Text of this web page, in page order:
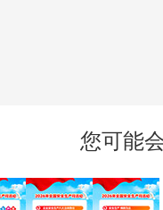
您可能